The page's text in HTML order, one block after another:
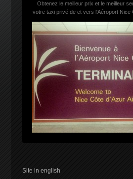
Obtenez le meilleur prix et le meilleur
votre taxi privé de et vers l'Aéroport Nice
Site in english